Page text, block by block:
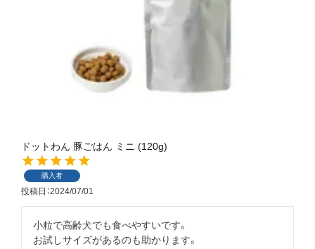
ドットわん 豚ごはん ミニ (120g)
購入者
投稿日 2024/07/01
小粒で高齢犬でも食べやすいです。
お試しサイズがあるのも助かります。